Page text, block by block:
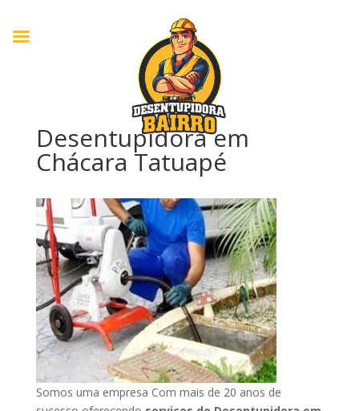
Desentupidora em
Chácara Tatuapé
Somos uma empresa Com mais de 20 anos de